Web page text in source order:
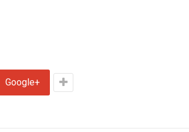
Google+